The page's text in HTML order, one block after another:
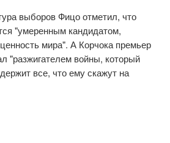
выборов Фицо отметил, что
"умеренным кандидатом,
мира". А Корчока премьер
"разжигателем войны, который
все, что ему скажут на